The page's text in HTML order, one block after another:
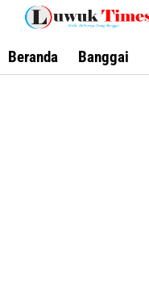
Lewati
konten
Beranda Banggai